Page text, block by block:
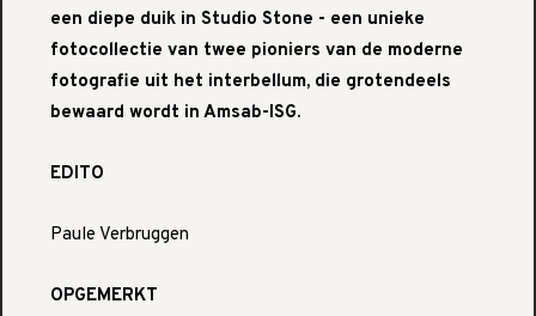
een diepe duik in Studio Stone - een unieke
fotocollectie van twee pioniers van de moderne
fotografie uit het interbellum, die grotendeels
bewaard wordt in Amsab-ISG.
EDITO
Paule Verbruggen
OPGEMERKT